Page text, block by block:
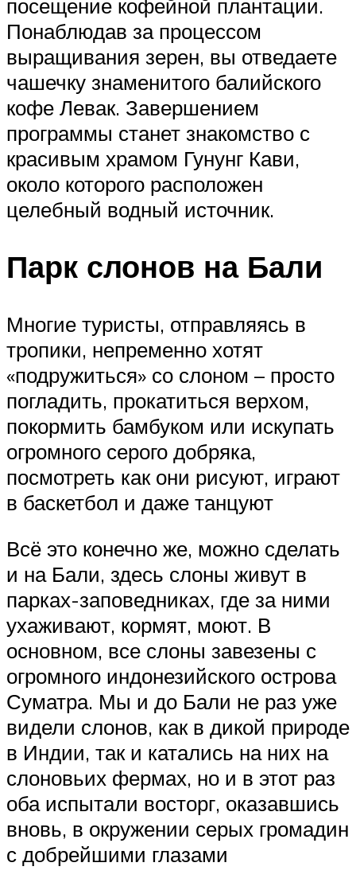
посещение кофейной плантации.
Понаблюдав за процессом
выращивания зерен, вы отведаете
чашечку знаменитого балийского
кофе Левак. Завершением
программы станет знакомство с
красивым храмом Гунунг Кави,
около которого расположен
целебный водный источник.
Парк слонов на Бали
Многие туристы, отправляясь в
тропики, непременно хотят
«подружиться» со слоном – просто
погладить, прокатиться верхом,
покормить бамбуком или искупать
огромного серого добряка,
посмотреть как они рисуют, играют
в баскетбол и даже танцуют
Всё это конечно же, можно сделать
и на Бали, здесь слоны живут в
парках-заповедниках, где за ними
ухаживают, кормят, моют. В
основном, все слоны завезены с
огромного индонезийского острова
Суматра. Мы и до Бали не раз уже
видели слонов, как в дикой природе
в Индии, так и катались на них на
слоновьих фермах, но и в этот раз
оба испытали восторг, оказавшись
вновь, в окружении серых громадин
с добрейшими глазами